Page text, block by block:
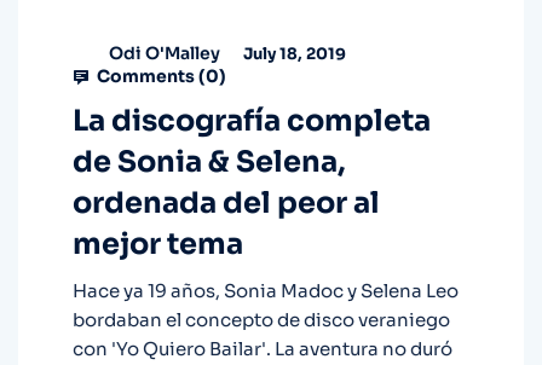
Odi O'Malley July 18, 2019
Comments (0)
La discografía completa
de Sonia & Selena,
ordenada del peor al
mejor tema
Hace ya 19 años, Sonia Madoc y Selena Leo
bordaban el concepto de disco veraniego
con 'Yo Quiero Bailar'. La aventura no duró